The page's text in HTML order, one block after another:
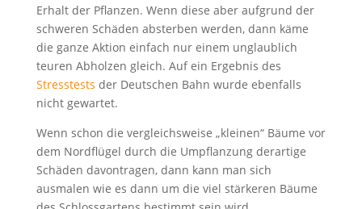
Erhalt der Pflanzen. Wenn diese aber aufgrund der
schweren Schäden absterben werden, dann käme
die ganze Aktion einfach nur einem unglaublich
teuren Abholzen gleich. Auf ein Ergebnis des
Stresstests der Deutschen Bahn wurde ebenfalls
nicht gewartet.
Wenn schon die vergleichsweise „kleinen“ Bäume vor
dem Nordflügel durch die Umpflanzung derartige
Schäden davontragen, dann kann man sich
ausmalen wie es dann um die viel stärkeren Bäume